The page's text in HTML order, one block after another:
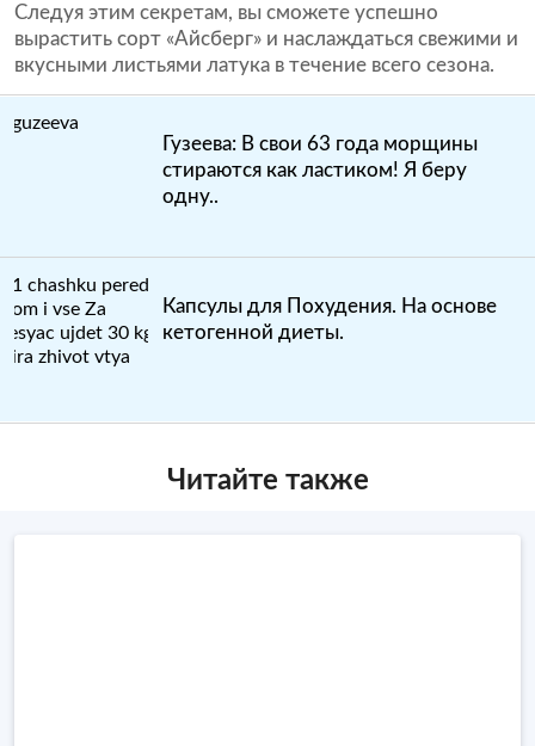
Следуя этим секретам, вы сможете успешно
вырастить сорт «Айсберг» и наслаждаться свежими и
вкусными листьями латука в течение всего сезона.
Гузеева: В свои 63 года морщины
стираются как ластиком! Я беру
одну..
Капсулы для Похудения. На основе
кетогенной диеты.
Читайте также